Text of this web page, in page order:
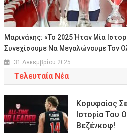
Μαρινάκης: «Το 2025 Ήταν Μία
Συνεχίσουμε Να Μεγαλώνουμε Τον
31 Δεκεμβρίου 2025
Τελευταία Νέα
Κορυφαίος
Ιστορία Του
Βεζένκοφ!